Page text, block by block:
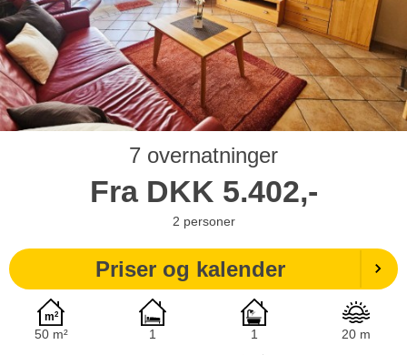
7 overnatninger
Fra DKK 5.402,-
2 personer
Priser og kalender
50 m² 1 1 20 m